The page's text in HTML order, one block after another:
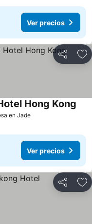
Ver precios
Compartir
en JadeVer precios
Hong Kong
Ver precios
Compartir